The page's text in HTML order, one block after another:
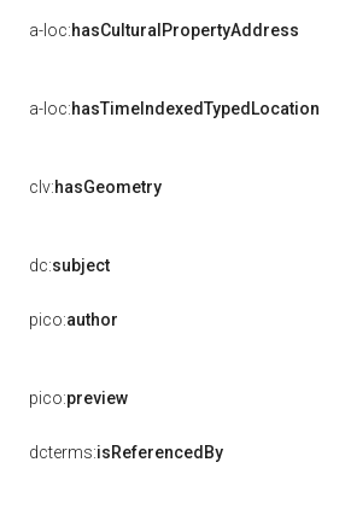
a-loc:hasCulturalPropertyAddress
a-loc:hasTimeIndexedTypedLocation
clv:hasGeometry
dc:subject
pico:author
pico:preview
dcterms:isReferencedBy